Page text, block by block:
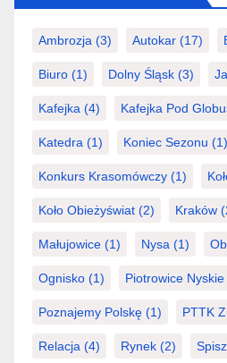
Ambrozja (3) Autokar (17)
Biuro (1) Dolny Śląsk (3)
Kafejka (4) Kafejka Pod
Katedra (1) Koniec Sezonu (1)
Konkurs Krasomówczy (1)
Koło Obieżyświat (2) Kraków
Małujowice (1) Nysa (1)
Ognisko (1) Piotrowice Nyskie
Poznajemy Polskę (1) PTTK
Relacja (4) Rynek (2) Spisz